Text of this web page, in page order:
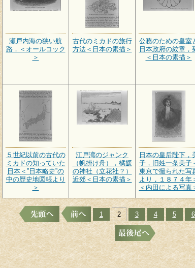
瀬戸内海の狭い航
路．＜オールコック
＞
古代のミカドの旅行
方法＜日本の素描＞
公務のための皇室
日本政府の紋章，
＜日本の素描＞
５世紀以前の古代の
ミカドの知っていた
日本＜”日本略史”の
中の歴史地図帳より
＞
江戸湾のジャンク
（帆掛け舟），橘媛
の神社（立花社？）
近郊＜日本の素描＞
日本の皇后陛下，
子，旧姓一条美子
東京で撮られた写
より，１８７４年
＜内田による写真
1 2 3 4 5 6